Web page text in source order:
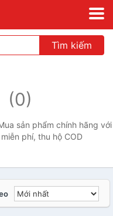
Tìm kiếm
(0)
sản phẩm chính hãng với
phí, thu hộ COD